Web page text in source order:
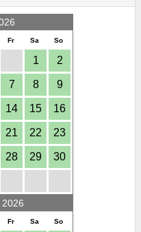
Fr Sa So
1 2
7 8 9
14 15 16
21 22 23
28 29 30
Fr Sa So